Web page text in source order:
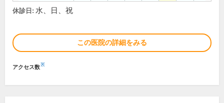
休診日: 水、日、祝
この医院の詳細をみる
アクセス数※